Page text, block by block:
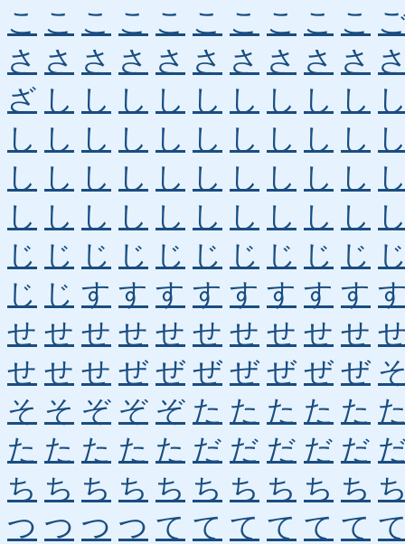
こ こ こ こ こ こ こ こ こ こ
さ さ さ さ さ さ さ さ さ さ
ざ し し し し し し し し し
し し し し し し し し し し
し し し し し し し し し し
し し し し し し し し し し
じ じ じ じ じ じ じ じ じ じ
じ じ す す す す す す す す
せ せ せ せ せ せ せ せ せ せ
せ せ せ ぜ ぜ ぜ ぜ ぜ ぜ ぜ
そ そ ぞ ぞ ぞ た た た た た
た た た た た だ だ だ だ だ
ち ち ち ち ち ち ち ち ち ち
つ つ つ つ て て て て て て